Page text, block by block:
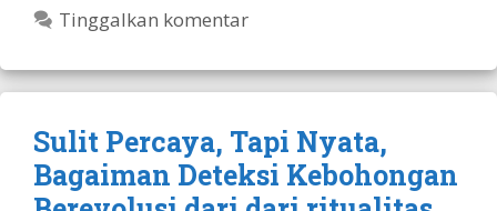
Tinggalkan komentar
Sulit Percaya, Tapi Nyata,
Bagaiman Deteksi Kebohongan